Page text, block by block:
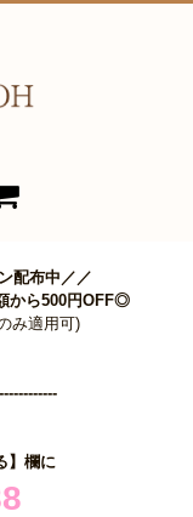
配布中／／
から500円OFF◎
み適用可)
】欄に